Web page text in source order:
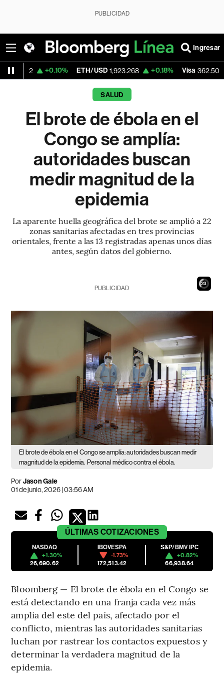
PUBLICIDAD
Ingresar
ETH/USD 1,923.268 +0.18% Visa 362.50 -2.15%
SALUD
El brote de ébola en el
Congo se amplía:
autoridades buscan
medir magnitud de la
epidemia
La aparente huella geográfica del brote se amplió a 22
zonas sanitarias afectadas en tres provincias
orientales, frente a las 13 registradas apenas unos días
antes, según datos del gobierno.
22
PUBLICIDAD
El brote de ébola en el Congo se amplía: autoridades buscan medir
magnitud de la epidemia. Personal médico contra el ébola.
PorJason Gale
01 de junio, 2026 | 03:56 AM
ÚLTIMAS COTIZACIONES
NASDAQ
+1.30%
26,690.62
IBOVESPA
-1.73%
172,513.42
S&P/BMV IPC
+0.82%
66,938.64
Bloomberg — El brote de ébola en el Congo se
está detectando en una franja cada vez más
amplia del este del país, afectado por el
conflicto, mientras las autoridades sanitarias
luchan por rastrear los contactos expuestos y
determinar la verdadera magnitud de la
epidemia.